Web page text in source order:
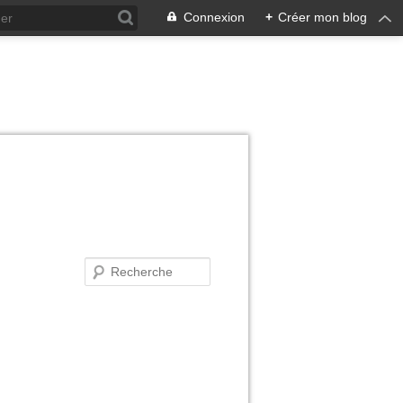
Connexion + Créer mon blog